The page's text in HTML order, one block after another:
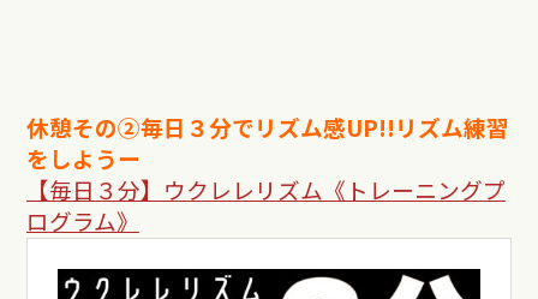
休憩その②毎日３分でリズム感UP!!リズム練習
をしようー
【毎日３分】ウクレレリズム《トレーニングプ
ログラム》